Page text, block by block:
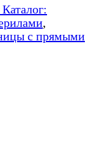
,
с прямыми